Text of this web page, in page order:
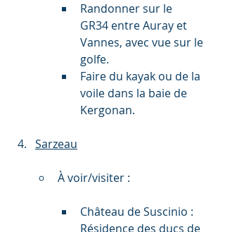
Randonner sur le
GR34 entre Auray et
Vannes, avec vue sur le
golfe.
Faire du kayak ou de la
voile dans la baie de
Kergonan.
Sarzeau
À voir/visiter :
Château de Suscinio :
Résidence des ducs de